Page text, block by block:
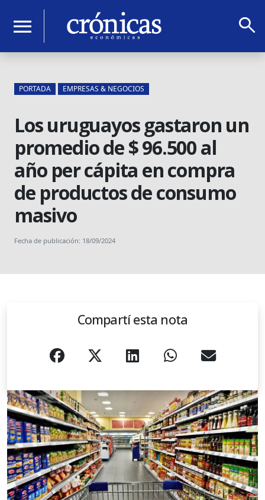
menu search
PORTADA EMPRESAS & NEGOCIOS
Los uruguayos gastaron un
promedio de $ 96.500 al
año per cápita en compra
de productos de consumo
masivo
Fecha de publicación: 18/09/2024
Compartí esta nota